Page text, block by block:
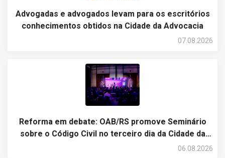
Advogadas e advogados levam para os escritórios
conhecimentos obtidos na Cidade da Advocacia
07.08.2026
Reforma em debate: OAB/RS promove Seminário
sobre o Código Civil no terceiro dia da Cidade da
06.08.2026